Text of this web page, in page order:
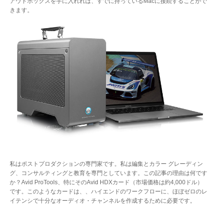
きます。
私はポストプロダクションの専門家です。私は編集とカラー グレーディン
グ、コンサルティングと教育を専門としています。この記事の理由は何です
か？Avid ProTools、特にそのAvid HDXカード（市場価格は約4,000ドル）
です。このようなカードは、、ハイエンドのワークフローに、ほぼゼロのレ
イテンシで十分なオーディオ・チャンネルを作成するために必要です。